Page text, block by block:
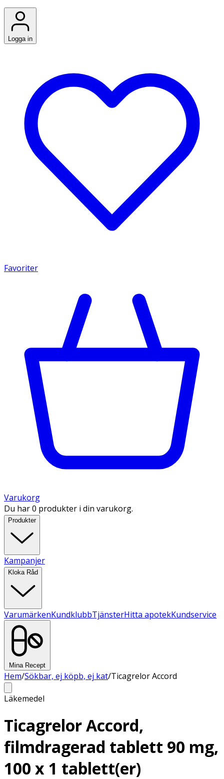
Logga in
Favoriter
Varukorg
Du har 0 produkter i din varukorg.
Produkter
Kampanjer
Kloka Råd
VarumärkenKundklubbTjänsterHitta apotekKundservice
Mina Recept
Hem/Sökbar, ej köpb, ej kat/Ticagrelor Accord
Läkemedel
Ticagrelor Accord,
filmdragerad tablett 90 mg,
100 x 1 tablett(er)